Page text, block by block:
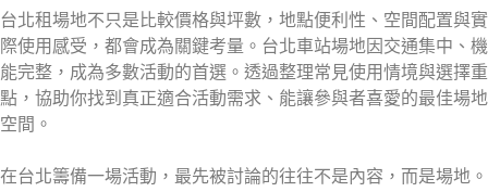
台北租場地不只是比較價格與坪數，地點便利性、空間配置與實
際使用感受，都會成為關鍵考量。台北車站場地因交通集中、機
能完整，成為多數活動的首選。透過整理常見使用情境與選擇重
點，協助你找到真正適合活動需求、能讓參與者喜愛的最佳場地
空間。
在台北籌備一場活動，最先被討論的往往不是內容，而是場地。